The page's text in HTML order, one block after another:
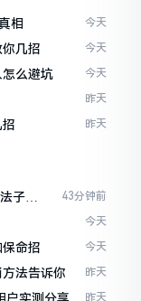
相 今天
几招 今天
么避坑 今天
昨天
昨天
子能
43分钟前
今天
命招 今天
法告诉你 昨天
昨天